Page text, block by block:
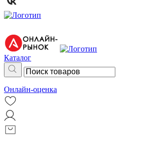
Каталог
Онлайн-оценка